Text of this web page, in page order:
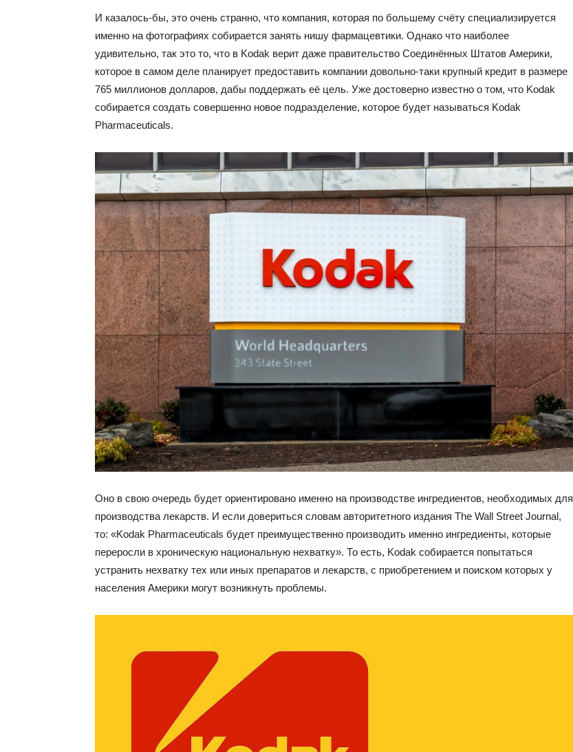
И казалось-бы, это очень странно, что компания, которая по большему счёту специализируется
именно на фотографиях собирается занять нишу фармацевтики. Однако что наиболее
удивительно, так это то, что в Kodak верит даже правительство Соединённых Штатов Америки,
которое в самом деле планирует предоставить компании довольно-таки крупный кредит в размере
765 миллионов долларов, дабы поддержать её цель. Уже достоверно известно о том, что Kodak
собирается создать совершенно новое подразделение, которое будет называться Kodak
Pharmaceuticals.
Оно в свою очередь будет ориентировано именно на производстве ингредиентов, необходимых для
производства лекарств. И если довериться словам авторитетного издания The Wall Street Journal,
то: «Kodak Pharmaceuticals будет преимущественно производить именно ингредиенты, которые
переросли в хроническую национальную нехватку». То есть, Kodak собирается попытаться
устранить нехватку тех или иных препаратов и лекарств, с приобретением и поиском которых у
населения Америки могут возникнуть проблемы.